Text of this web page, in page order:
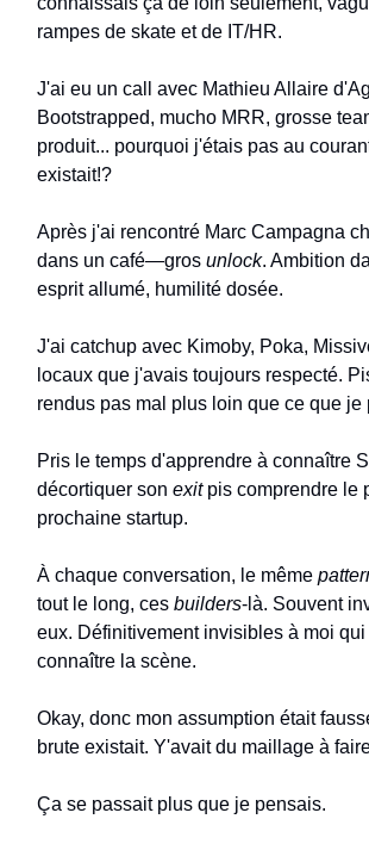
rampes de skate et de IT/HR.
J'ai eu un call avec Mathieu Allaire
Bootstrapped, mucho MRR, grosse
produit... pourquoi j'étais pas au
existait!?
Après j'ai rencontré Marc Campagna
dans un café—gros unlock. Ambition
esprit allumé, humilité dosée.
J'ai catchup avec Kimoby, Poka,
locaux que j'avais toujours respecté.
rendus pas mal plus loin que ce que je
Pris le temps d'apprendre à connaître
décortiquer son exitpis comprendre le
prochaine startup.
À chaque conversation, le même
tout le long, ces builders-là. Souvent
eux. Définitivement invisibles à moi
connaître la scène.
Okay, donc mon assumption était
brute existait. Y'avait du maillage à
Ça se passait plus que je pensais.